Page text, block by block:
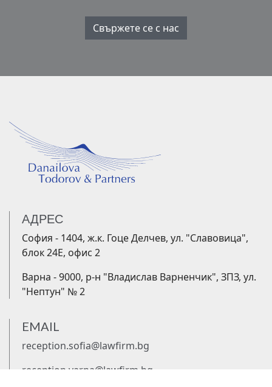
Свържете се с нас
АДРЕС
София - 1404, ж.к. Гоце Делчев, ул. "Славовица",
блок 24Е, офис 2
Варна - 9000, р-н "Владислав Варненчик", ЗПЗ, ул.
"Нептун" № 2
EMAIL
reception.sofia@lawfirm.bg
reception.varna@lawfirm.bg